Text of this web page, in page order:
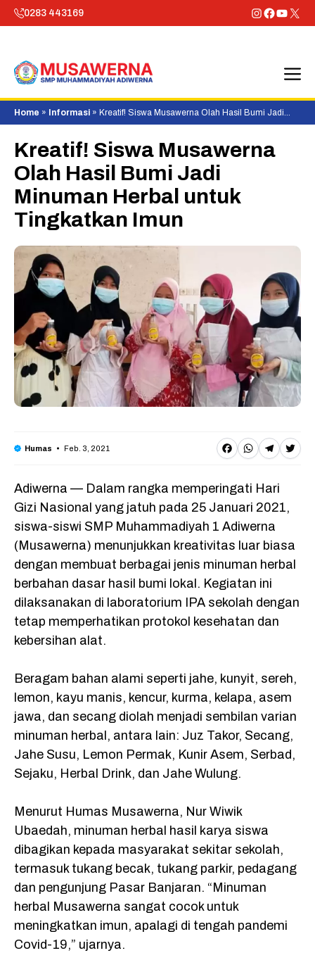
Skip
to
0283 443169 Instagram
X
Home » Informasi » Kreatif! Siswa Musawerna Olah Hasil Bumi Jadi
Minuman Herbal untuk Tingkatkan Imun
Kreatif! Siswa Musawerna
Olah Hasil Bumi Jadi
Minuman Herbal untuk
Tingkatkan Imun
Humas Feb. 3, 2021
F
c
e
b
o
o
k
W
a
t
s
A
p
p
T
l
e
g
r
a
m
T
t
e
r
Adiwerna — Dalam rangka memperingati Hari
Gizi Nasional yang jatuh pada 25 Januari 2021,
siswa-siswi SMP Muhammadiyah 1 Adiwerna
(Musawerna) menunjukkan kreativitas luar biasa
dengan membuat berbagai jenis minuman herbal
berbahan dasar hasil bumi lokal. Kegiatan ini
dilaksanakan di laboratorium IPA sekolah dengan
tetap memperhatikan protokol kesehatan dan
kebersihan alat.
Beragam bahan alami seperti jahe, kunyit, sereh,
lemon, kayu manis, kencur, kurma, kelapa, asem
jawa, dan secang diolah menjadi sembilan varian
minuman herbal, antara lain: Juz Takor, Secang,
Jahe Susu, Lemon Permak, Kunir Asem, Serbad,
Sejaku, Herbal Drink, dan Jahe Wulung.
Menurut Humas Musawerna, Nur Wiwik
Ubaedah, minuman herbal hasil karya siswa
dibagikan kepada masyarakat sekitar sekolah,
termasuk tukang becak, tukang parkir, pedagang
dan pengunjung Pasar Banjaran. “Minuman
herbal Musawerna sangat cocok untuk
meningkatkan imun, apalagi di tengah pandemi
Covid-19,” ujarnya.